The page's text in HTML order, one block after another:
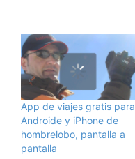
App de viajes gratis para
Androide y iPhone de
hombrelobo, pantalla a
pantalla